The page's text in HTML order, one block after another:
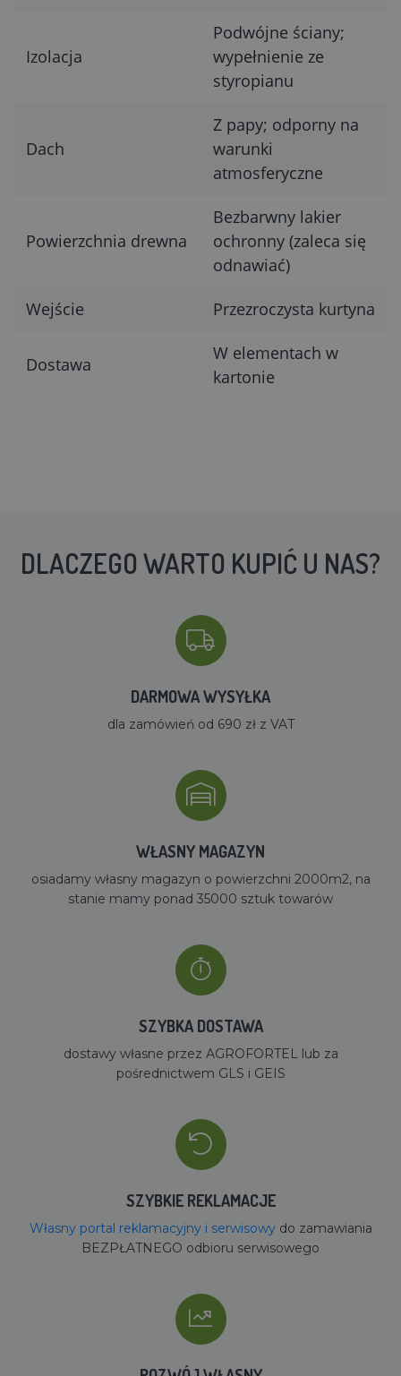
Izolacja
Podwójne ściany;
wypełnienie ze
styropianu
Dach
Z papy; odporny na
warunki
atmosferyczne
Powierzchnia drewna
Bezbarwny lakier
ochronny (zaleca się
odnawiać)
Wejście Przezroczysta kurtyna
Dostawa
W elementach w
kartonie
DLACZEGO WARTO KUPIĆ U NAS?
DARMOWA WYSYŁKA
dla zamówień od 690 zł z VAT
WŁASNY MAGAZYN
osiadamy własny magazyn o powierzchni 2000m2, na
stanie mamy ponad 35000 sztuk towarów
SZYBKA DOSTAWA
dostawy własne przez AGROFORTEL lub za
pośrednictwem GLS i GEIS
SZYBKIE REKLAMACJE
Własny portal reklamacyjny i serwisowydo zamawiania
BEZPŁATNEGO odbioru serwisowego